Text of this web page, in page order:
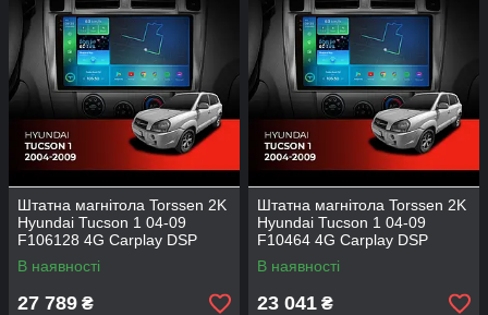
Штатна магнітола Torssen 2K
Hyundai Tucson 1 04-09
F106128 4G Carplay DSP
В наявності
27 789 ₴
Штатна магнітола Torssen 2K
Hyundai Tucson 1 04-09
F10464 4G Carplay DSP
В наявності
23 041 ₴